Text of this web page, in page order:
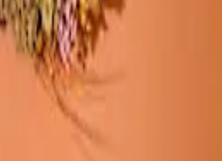
hingegen können den Beschenkten über
auszudrücken: Lange Freundschaft,
entsorgt wird, muss eine Pflanze zumindest
sie benötigen eine gewisse Aufmerksamkeit. Stell
als Geburtstagsgeschenk
Gefäß geliefert. Du brauchst dich also nicht
Pflanzen Bestellung für dich – zu deinem